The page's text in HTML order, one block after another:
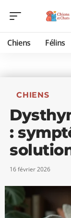
Chiens Félins
CHIENS
:
16 février 2026